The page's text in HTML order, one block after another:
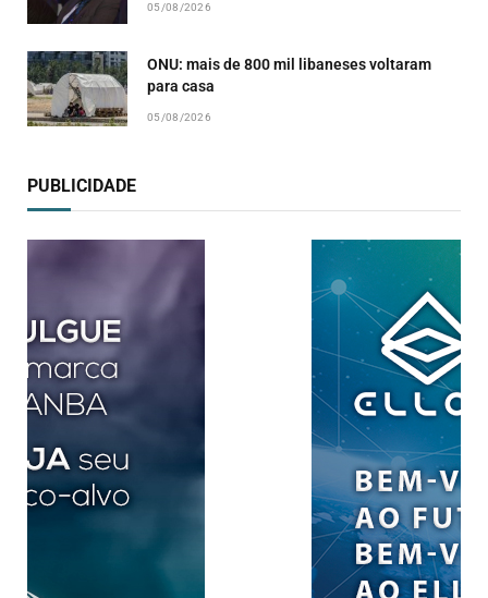
05/08/2026
ONU: mais de 800 mil libaneses voltaram
para casa
05/08/2026
PUBLICIDADE